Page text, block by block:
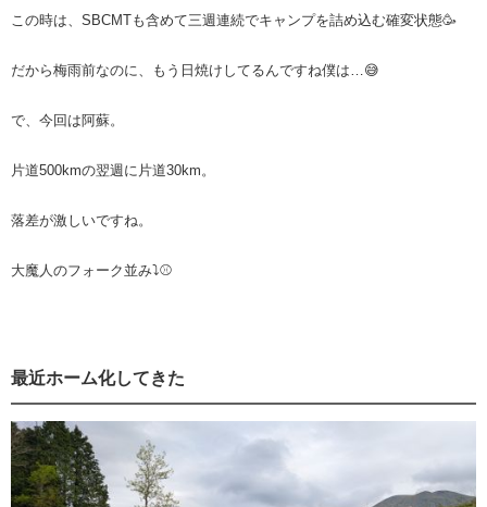
この時は、SBCMTも含めて三週連続でキャンプを詰め込む確変状態🥳
だから梅雨前なのに、もう日焼けしてるんですね僕は…😅
で、今回は阿蘇。
片道500kmの翌週に片道30km。
落差が激しいですね。
大魔人のフォーク並み⤵⚾️
最近ホーム化してきた